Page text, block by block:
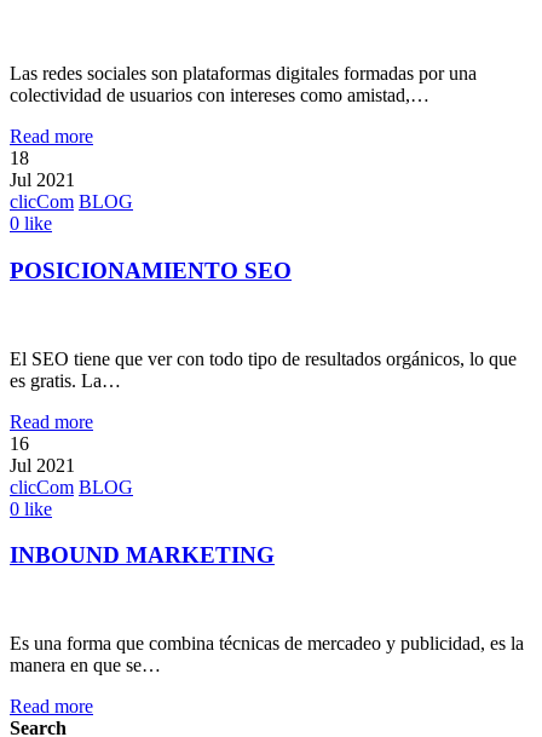
Las redes sociales son plataformas digitales formadas por una
colectividad de usuarios con intereses como amistad,…
Read more
18
Jul 2021
clicCom BLOG
0 like
POSICIONAMIENTO SEO
El SEO tiene que ver con todo tipo de resultados orgánicos, lo que
es gratis. La…
Read more
16
Jul 2021
clicCom BLOG
0 like
INBOUND MARKETING
Es una forma que combina técnicas de mercadeo y publicidad, es la
manera en que se…
Read more
Search